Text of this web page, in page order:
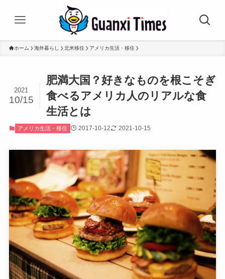
ホーム 海外暮らし 北米移住 アメリカ生活・移住
肥満大国？好きなものを根こそぎ
食べるアメリカ人のリアルな食
生活とは
2021
10/15
アメリカ生活・移住 2017-10-12 2021-10-15